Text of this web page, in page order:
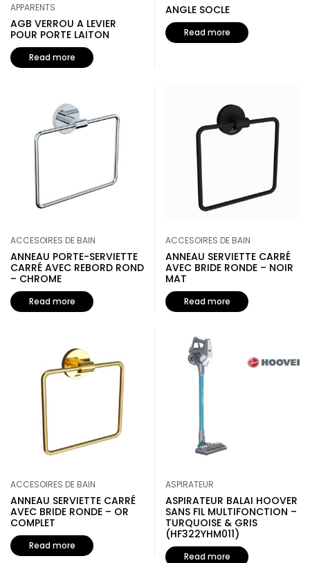
APPARENTS
AGB VERROU A LEVIER
POUR PORTE LAITON
Read more
ANGLE SOCLE
Read more
ACCESOIRES DE BAIN
ANNEAU PORTE-SERVIETTE
CARRÉ AVEC REBORD ROND
– CHROME
Read more
ACCESOIRES DE BAIN
ANNEAU SERVIETTE CARRÉ
AVEC BRIDE RONDE – NOIR
MAT
Read more
ACCESOIRES DE BAIN
ANNEAU SERVIETTE CARRÉ
AVEC BRIDE RONDE – OR
COMPLET
Read more
ASPIRATEUR
ASPIRATEUR BALAI HOOVER
SANS FIL MULTIFONCTION –
TURQUOISE & GRIS
(HF322YHM011)
Read more